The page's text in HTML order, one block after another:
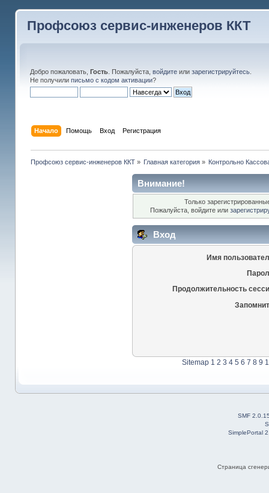
Профсоюз сервис-инженеров ККТ
Добро пожаловать, Гость. Пожалуйста, войдитеили зарегистрируйтесь.
Не получили письмо с кодом активации?
Начало Помощь Вход Регистрация
Профсоюз сервис-инженеров ККТ» Главная категория » Контрольно
Внимание!
Только
Пожалуйста, войдите или
Вход
Имя
Продолжительность
Sitemap 1 2 3 4 5 6 7 8 9
SMF
SimplePortal
Страница